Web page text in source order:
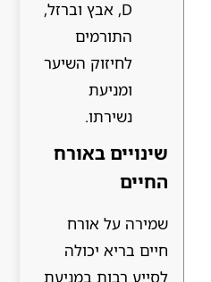
D, אבץ וברזל,
התורמים
לחיזוק השיער
ומניעת
נשירתו.
שינויים באורח
החיים
שמירה על אורח
חיים בריא יכולה
לסייע רבות במניעת